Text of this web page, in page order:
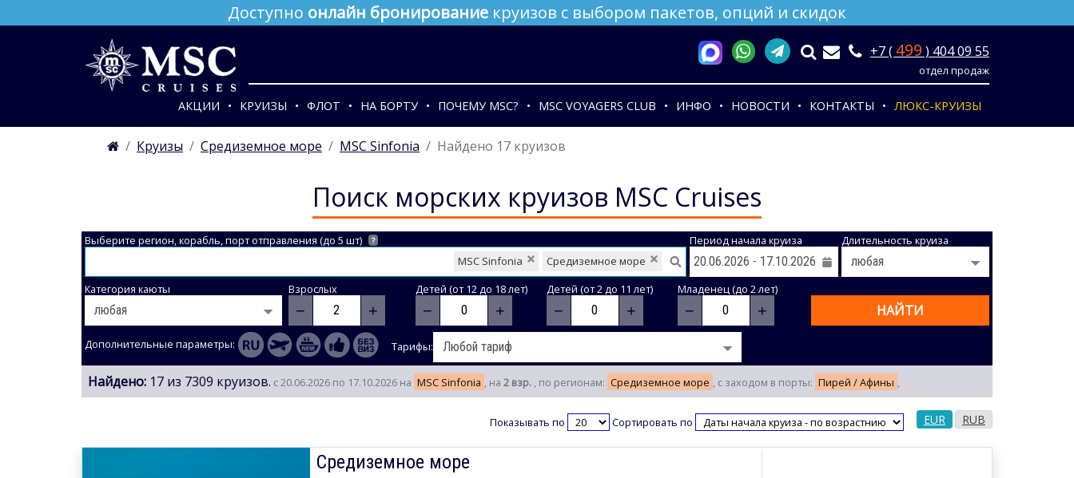
Доступно онлайн бронирование круизов с выбором пакетов, опций и скидок
+7 ( 499 ) 404 09 55
отдел продаж
АКЦИИ КРУИЗЫ ФЛОТ НА БОРТУ ПОЧЕМУ MSC? MSC VOYAGERS CLUB ИНФО НОВОСТИ КОНТАКТЫ ЛЮКС-КРУИЗЫ
Круизы Средиземное море MSC Sinfonia Найдено 17 круизов
Поиск морских круизов MSC Cruises
Выберите регион, корабль, порт отправления (до 5 шт) ?
Средиземное море
MSC Sinfonia
Период начала круиза Длительность круиза
Категория каюты Взрослых
− +
Детей (от 12 до 18 лет)
− +
Детей (от 2 до 11 лет)
− +
Младенец (до 2 лет)
− + НАЙТИ
Дополнительные параметры: Тарифы:
Найдено: 17 из 7309 круизов. с 20.06.2026 по 17.10.2026 на MSC Sinfonia , на 2 взр. , по регионам: Средиземное море , с заходом в порты: Пирей / Афины ,
Показывать по Сортировать по EUR RUB
Средиземное море